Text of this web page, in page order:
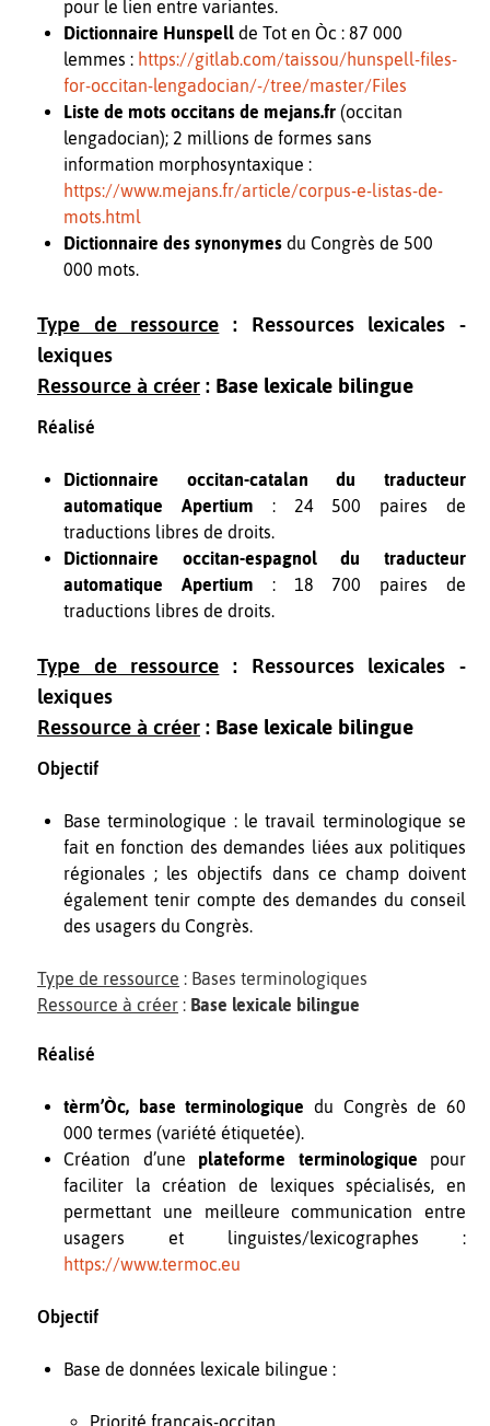
pour le lien entre variantes.
Dictionnaire Hunspell de Tot en Òc : 87 000
lemmes : https://gitlab.com/taissou/hunspell-files-
for-occitan-lengadocian/-/tree/master/Files
Liste de mots occitans de mejans.fr (occitan
lengadocian); 2 millions de formes sans
information morphosyntaxique :
https://www.mejans.fr/article/corpus-e-listas-de-
mots.html
Dictionnaire des synonymes du Congrès de 500
000 mots.
Type de ressource : Ressources lexicales -
lexiques
Ressource à créer : Base lexicale bilingue
Réalisé
Dictionnaire occitan-catalan du traducteur
automatique Apertium : 24 500 paires de
traductions libres de droits.
Dictionnaire occitan-espagnol du traducteur
automatique Apertium : 18 700 paires de
traductions libres de droits.
Type de ressource : Ressources lexicales -
lexiques
Ressource à créer : Base lexicale bilingue
Objectif
Base terminologique : le travail terminologique se
fait en fonction des demandes liées aux politiques
régionales ; les objectifs dans ce champ doivent
également tenir compte des demandes du conseil
des usagers du Congrès.
Type de ressource : Bases terminologiques
Ressource à créer : Base lexicale bilingue
Réalisé
tèrm’Òc, base terminologique du Congrès de 60
000 termes (variété étiquetée).
Création d’une plateforme terminologique pour
faciliter la création de lexiques spécialisés, en
permettant une meilleure communication entre
usagers et linguistes/lexicographes :
https://www.termoc.eu
Objectif
Base de données lexicale bilingue :
Priorité français-occitan